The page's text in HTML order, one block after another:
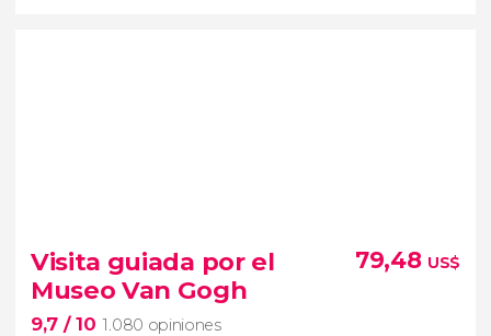
2.435 opiniones
La Haya
Visita guiada por el
Museo Van Gogh
9,7 / 10 1.080 opiniones
79,48 US$